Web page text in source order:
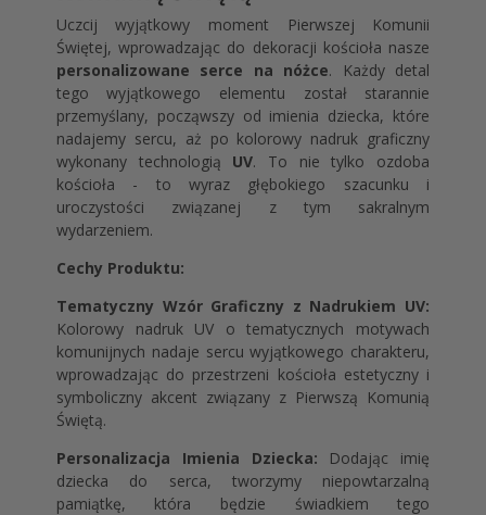
Uczcij wyjątkowy moment Pierwszej Komunii
Świętej, wprowadzając do dekoracji kościoła nasze
personalizowane serce na nóżce. Każdy detal
tego wyjątkowego elementu został starannie
przemyślany, począwszy od imienia dziecka, które
nadajemy sercu, aż po kolorowy nadruk graficzny
wykonany technologią UV. To nie tylko ozdoba
kościoła - to wyraz głębokiego szacunku i
uroczystości związanej z tym sakralnym
wydarzeniem.
Cechy Produktu:
Tematyczny Wzór Graficzny z Nadrukiem UV:
Kolorowy nadruk UV o tematycznych motywach
komunijnych nadaje sercu wyjątkowego charakteru,
wprowadzając do przestrzeni kościoła estetyczny i
symboliczny akcent związany z Pierwszą Komunią
Świętą.
Personalizacja Imienia Dziecka: Dodając imię
dziecka do serca, tworzymy niepowtarzalną
pamiątkę, która będzie świadkiem tego